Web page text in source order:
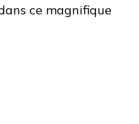
ce magnifique